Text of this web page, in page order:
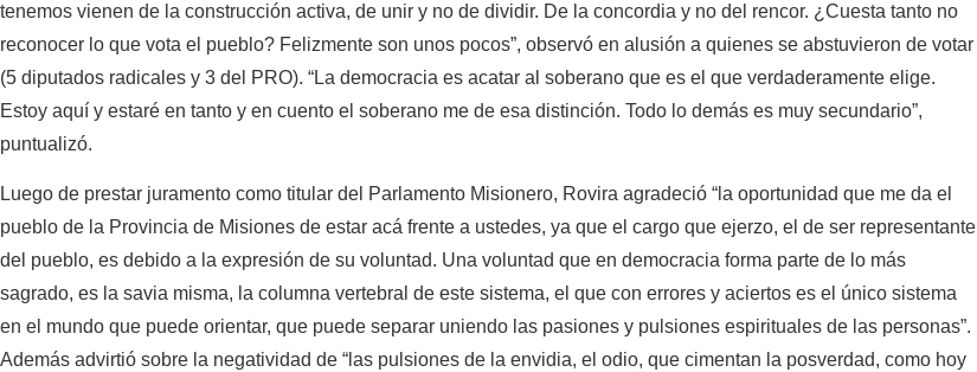
tenemos vienen de la construcción activa, de unir y no de dividir. De la concordia y no del rencor. ¿Cuesta tanto no
reconocer lo que vota el pueblo? Felizmente son unos pocos”, observó en alusión a quienes se abstuvieron de votar
(5 diputados radicales y 3 del PRO). “La democracia es acatar al soberano que es el que verdaderamente elige.
Estoy aquí y estaré en tanto y en cuento el soberano me de esa distinción. Todo lo demás es muy secundario”,
puntualizó.
Luego de prestar juramento como titular del Parlamento Misionero, Rovira agradeció “la oportunidad que me da el
pueblo de la Provincia de Misiones de estar acá frente a ustedes, ya que el cargo que ejerzo, el de ser representante
del pueblo, es debido a la expresión de su voluntad. Una voluntad que en democracia forma parte de lo más
sagrado, es la savia misma, la columna vertebral de este sistema, el que con errores y aciertos es el único sistema
en el mundo que puede orientar, que puede separar uniendo las pasiones y pulsiones espirituales de las personas”.
Además advirtió sobre la negatividad de “las pulsiones de la envidia, el odio, que cimentan la posverdad, como hoy